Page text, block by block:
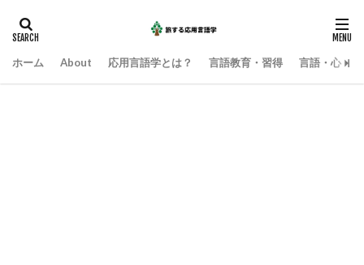
ホーム About 応用言語学とは？ 言語教育・習得 言語・心・